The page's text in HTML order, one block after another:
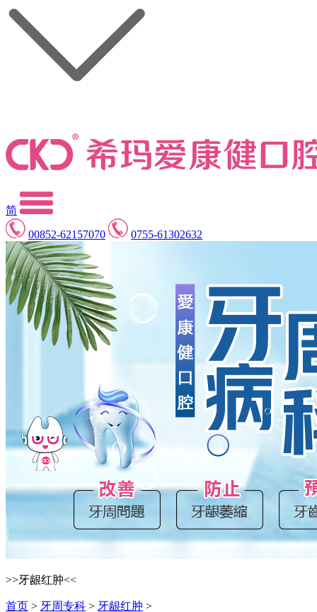
简
00852-62157070
0755-61302632
>>牙龈红肿<<
首页 > 牙周专科 > 牙龈红肿 >